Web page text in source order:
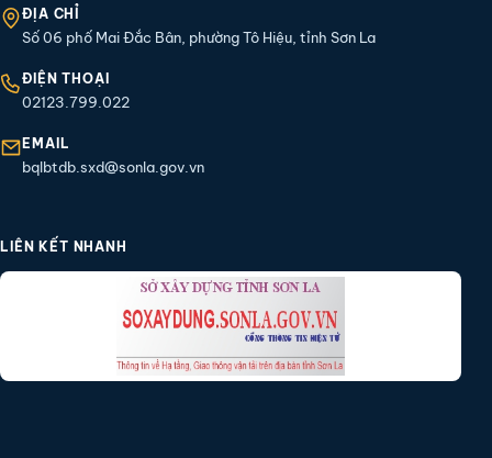
ĐỊA CHỈ
Số 06 phố Mai Đắc Bân, phường Tô Hiệu, tỉnh Sơn La
ĐIỆN THOẠI
02123.799.022
EMAIL
bqlbtdb.sxd@sonla.gov.vn
LIÊN KẾT NHANH